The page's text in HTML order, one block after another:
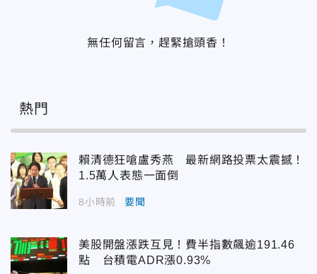
無任何留言，趕緊搶頭香！
熱門
賴清德狂嗆盧秀燕 最新網路投票太震撼！
1.5萬人表態一面倒
8小時前 要聞
美股開盤漲跌互見！費半指數飆逾191.46
點 台積電ADR漲0.93%